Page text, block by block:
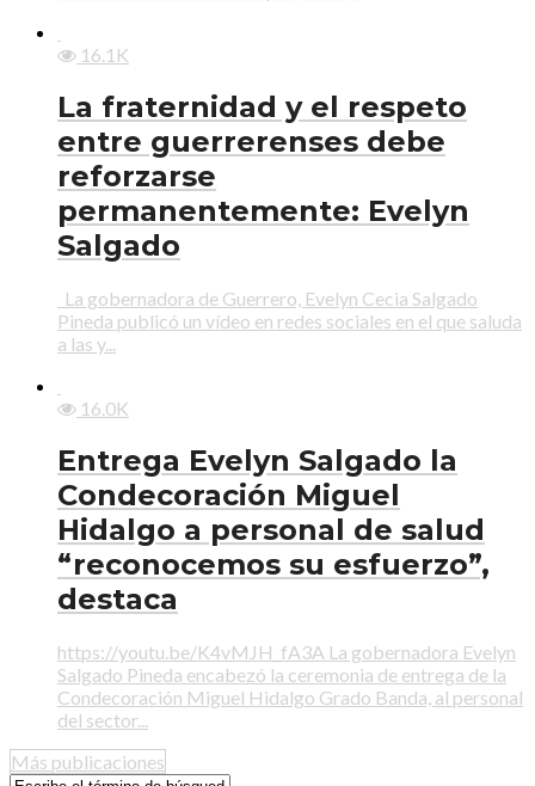
16.1K
La fraternidad y el respeto
entre guerrerenses debe
reforzarse
permanentemente: Evelyn
Salgado
La gobernadora de Guerrero, Evelyn Cecia Salgado
Pineda publicó un vídeo en redes sociales en el que saluda
a las y...
16.0K
Entrega Evelyn Salgado la
Condecoración Miguel
Hidalgo a personal de salud
“reconocemos su esfuerzo”,
destaca
https://youtu.be/K4vMJH_fA3A La gobernadora Evelyn
Salgado Pineda encabezó la ceremonia de entrega de la
Condecoración Miguel Hidalgo Grado Banda, al personal
del sector...
Más publicaciones